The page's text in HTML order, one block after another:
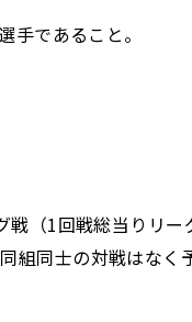
手であること。
戦（1回戦総当りリ
組同士の対戦はなく